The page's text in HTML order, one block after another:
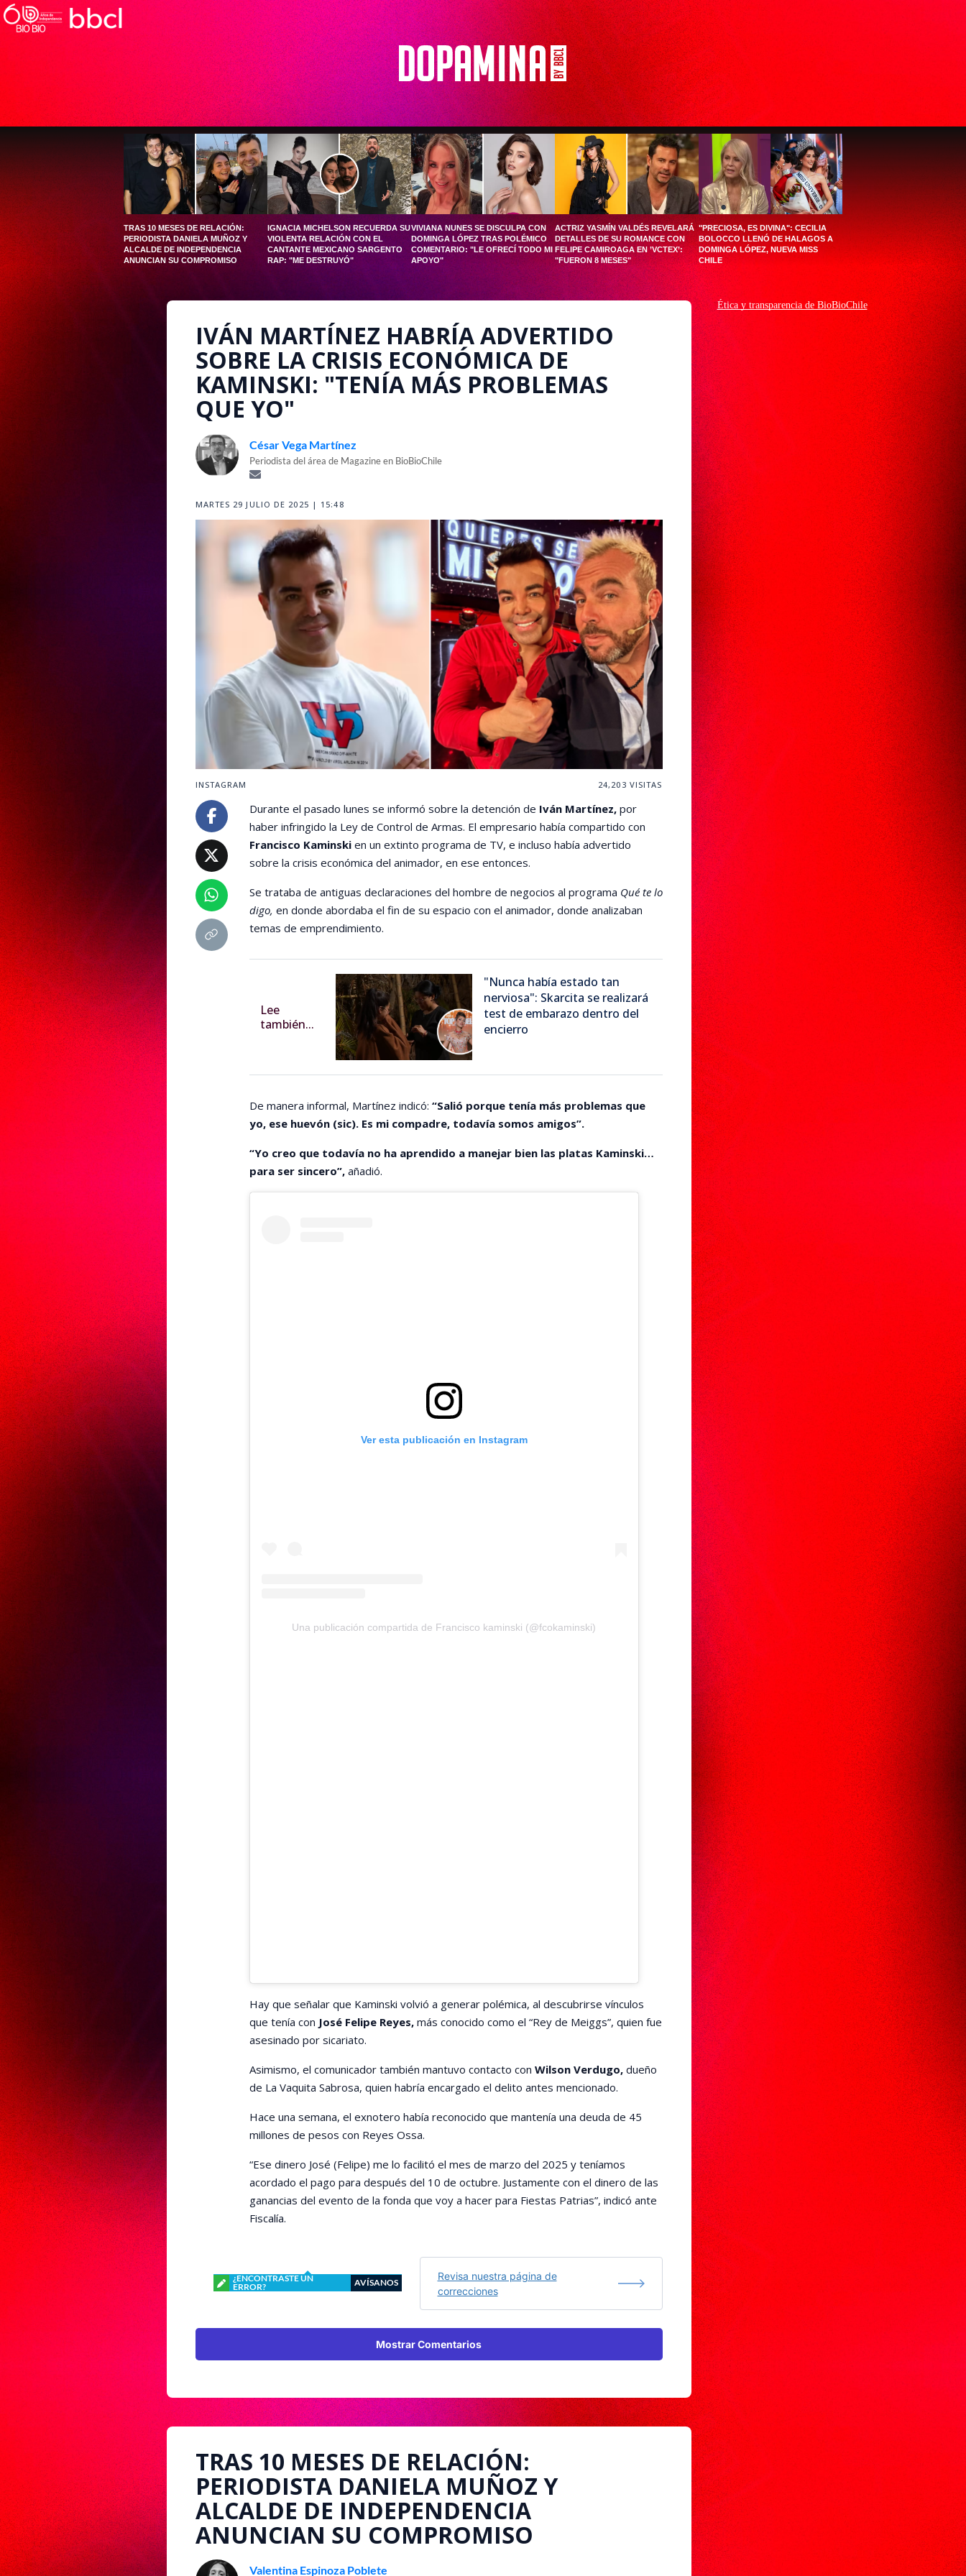
TRAS 10 MESES DE RELACIÓN:
PERIODISTA DANIELA MUÑOZ Y
ALCALDE DE INDEPENDENCIA
ANUNCIAN SU COMPROMISO
IGNACIA MICHELSON RECUERDA SU
VIOLENTA RELACIÓN CON EL
CANTANTE MEXICANO SARGENTO
RAP: "ME DESTRUYÓ"
VIVIANA NUNES SE DISCULPA CON
DOMINGA LÓPEZ TRAS POLÉMICO
COMENTARIO: "LE OFRECÍ TODO MI
APOYO"
ACTRIZ YASMÍN VALDÉS REVELARÁ
DETALLES DE SU ROMANCE CON
FELIPE CAMIROAGA EN ’VCTEX’:
"FUERON 8 MESES"
"PRECIOSA, ES DIVINA": CECILIA
BOLOCCO LLENÓ DE HALAGOS A
DOMINGA LÓPEZ, NUEVA MISS
CHILE
IVÁN MARTÍNEZ HABRÍA ADVERTIDO
SOBRE LA CRISIS ECONÓMICA DE
KAMINSKI: "TENÍA MÁS PROBLEMAS
QUE YO"
César Vega Martínez
Periodista del área de Magazine en BioBioChile
MARTES 29 JULIO DE 2025 | 15:48
INSTAGRAM 24,203 VISITAS
Durante el pasado lunes se informó sobre la detención de Iván Martínez,por
haber infringido la Ley de Control de Armas. El empresario había compartido con
Francisco Kaminskien un extinto programa de TV, e incluso había advertido
sobre la crisis económica del animador, en ese entonces.
Se trataba de antiguas declaraciones del hombre de negocios al programa Qué te lo
digo, en donde abordaba el fin de su espacio con el animador, donde analizaban
temas de emprendimiento.
Lee
también...
"Nunca había estado tan
nerviosa": Skarcita se realizará
test de embarazo dentro del
encierro
De manera informal, Martínez indicó: “Salió porque tenía más problemas que
yo, ese huevón (sic). Es mi compadre, todavía somos amigos”.
“Yo creo que todavía no ha aprendido a manejar bien las platas Kaminski…
para ser sincero”,añadió.
Ver esta publicación en Instagram
Una publicación compartida de Francisco kaminski (@fcokaminski)
Hay que señalar que Kaminski volvió a generar polémica, al descubrirse vínculos
que tenía con José Felipe Reyes,más conocido como el “Rey de Meiggs”, quien fue
asesinado por sicariato.
Asimismo, el comunicador también mantuvo contacto con Wilson Verdugo,dueño
de La Vaquita Sabrosa, quien habría encargado el delito antes mencionado.
Hace una semana, el exnotero había reconocido que mantenía una deuda de 45
millones de pesos con Reyes Ossa.
“Ese dinero José (Felipe) me lo facilitó el mes de marzo del 2025 y teníamos
acordado el pago para después del 10 de octubre. Justamente con el dinero de las
ganancias del evento de la fonda que voy a hacer para Fiestas Patrias”, indicó ante
Fiscalía.
¿ENCONTRASTE UN
ERROR?
AVÍSANOS
Revisa nuestra página de
correcciones
Mostrar Comentarios
TRAS 10 MESES DE RELACIÓN:
PERIODISTA DANIELA MUÑOZ Y
ALCALDE DE INDEPENDENCIA
ANUNCIAN SU COMPROMISO
Valentina Espinoza Poblete
Ética y transparencia de BioBioChile